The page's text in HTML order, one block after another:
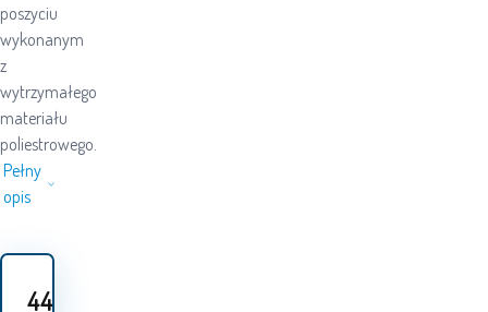
poszyciu
wykonanym
z
wytrzymałego
materiału
poliestrowego.
Pełny
opis
44